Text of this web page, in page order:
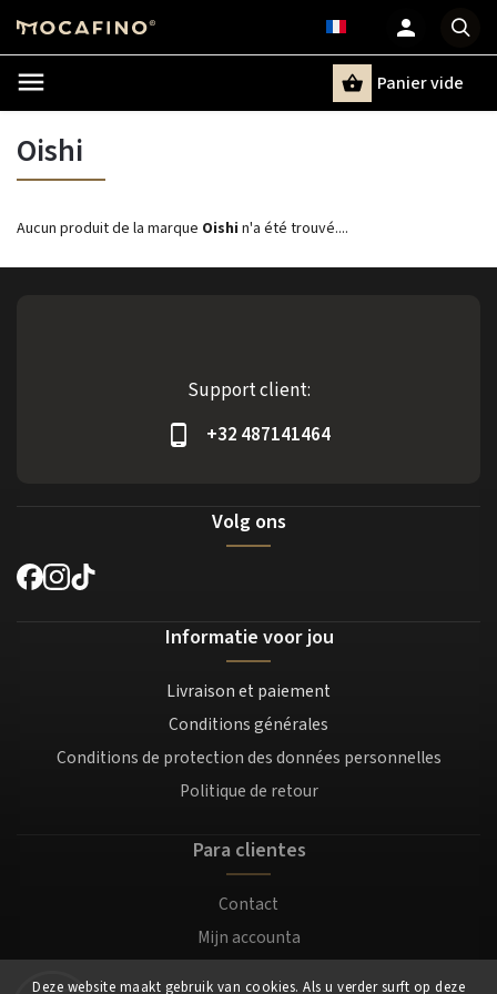
Deze website maakt gebruik van cookies. Als u verder surft op deze
Panier vide
Oishi
Aucun produit de la marque Oishi n'a été trouvé....
Support client:
+32 487141464
Volg ons
Informatie voor jou
Livraison et paiement
Conditions générales
Conditions de protection des données personnelles
Politique de retour
Para clientes
Contact
Mijn accounta